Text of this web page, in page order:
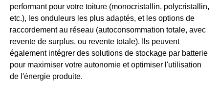
performant pour votre toiture (monocristallin, polycristallin,
etc.), les onduleurs les plus adaptés, et les options de
raccordement au réseau (autoconsommation totale, avec
revente de surplus, ou revente totale). Ils peuvent
également intégrer des solutions de stockage par batterie
pour maximiser votre autonomie et optimiser l'utilisation
de l'énergie produite.